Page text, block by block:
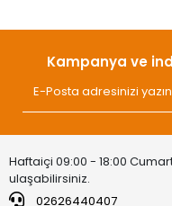
Kampanya ve
Haftaiçi 09:00 - 18:00
ulaşabilirsiniz.
02626440407